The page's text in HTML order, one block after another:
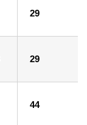
29
29
44